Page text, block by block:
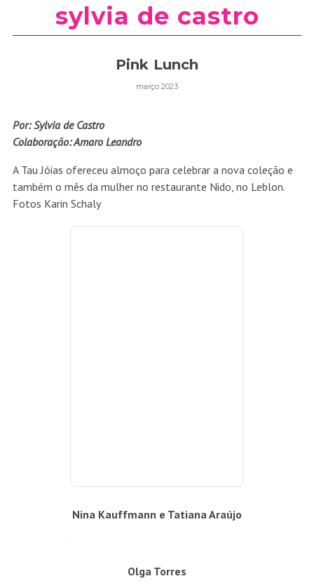
sylvia de castro
Pink Lunch
março 2023
Por: Sylvia de Castro
Colaboração: Amaro Leandro
A Tau Jóias ofereceu almoço para celebrar a nova coleção e
também o mês da mulher no restaurante Nido, no Leblon.
Fotos Karin Schaly
Nina Kauffmann e Tatiana Araújo
Olga Torres